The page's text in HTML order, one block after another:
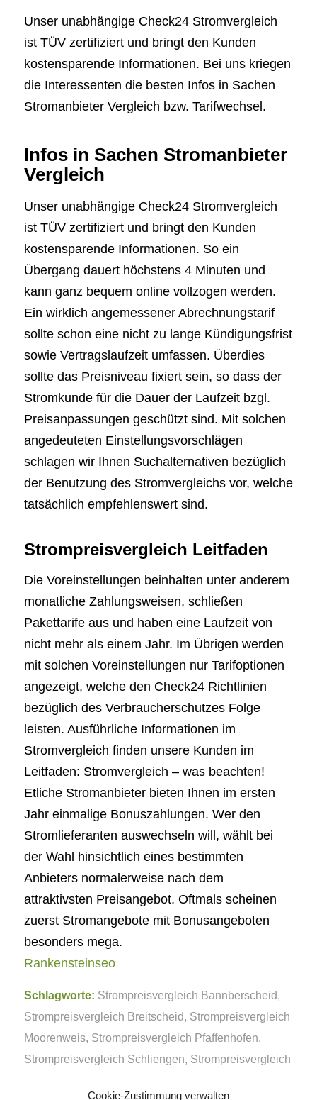
Cookie-Zustimmung verwalten
Unser unabhängige Check24 Stromvergleich
ist TÜV zertifiziert und bringt den Kunden
kostensparende Informationen. Bei uns kriegen
die Interessenten die besten Infos in Sachen
Stromanbieter Vergleich bzw. Tarifwechsel.
Infos in Sachen Stromanbieter
Vergleich
Unser unabhängige Check24 Stromvergleich
ist TÜV zertifiziert und bringt den Kunden
kostensparende Informationen. So ein
Übergang dauert höchstens 4 Minuten und
kann ganz bequem online vollzogen werden.
Ein wirklich angemessener Abrechnungstarif
sollte schon eine nicht zu lange Kündigungsfrist
sowie Vertragslaufzeit umfassen. Überdies
sollte das Preisniveau fixiert sein, so dass der
Stromkunde für die Dauer der Laufzeit bzgl.
Preisanpassungen geschützt sind. Mit solchen
angedeuteten Einstellungsvorschlägen
schlagen wir Ihnen Suchalternativen bezüglich
der Benutzung des Stromvergleichs vor, welche
tatsächlich empfehlenswert sind.
Strompreisvergleich Leitfaden
Die Voreinstellungen beinhalten unter anderem
monatliche Zahlungsweisen, schließen
Pakettarife aus und haben eine Laufzeit von
nicht mehr als einem Jahr. Im Übrigen werden
mit solchen Voreinstellungen nur Tarifoptionen
angezeigt, welche den Check24 Richtlinien
bezüglich des Verbraucherschutzes Folge
leisten. Ausführliche Informationen im
Stromvergleich finden unsere Kunden im
Leitfaden: Stromvergleich – was beachten!
Etliche Stromanbieter bieten Ihnen im ersten
Jahr einmalige Bonuszahlungen. Wer den
Stromlieferanten auswechseln will, wählt bei
der Wahl hinsichtlich eines bestimmten
Anbieters normalerweise nach dem
attraktivsten Preisangebot. Oftmals scheinen
zuerst Stromangebote mit Bonusangeboten
besonders mega.
Rankensteinseo
Schlagworte: Strompreisvergleich Bannberscheid,
Strompreisvergleich Breitscheid, Strompreisvergleich
Moorenweis, Strompreisvergleich Pfaffenhofen,
Strompreisvergleich Schliengen, Strompreisvergleich